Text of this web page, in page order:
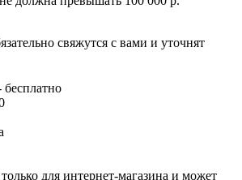
свяжутся с вами и уточнят
для интернет-магазина и может